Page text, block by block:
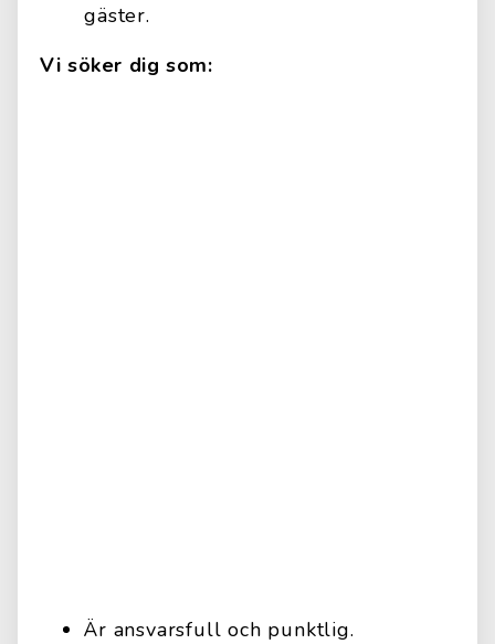
gäster.
Vi söker dig som:
Är ansvarsfull och punktlig.